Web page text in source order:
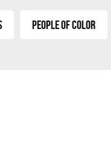
People of Color